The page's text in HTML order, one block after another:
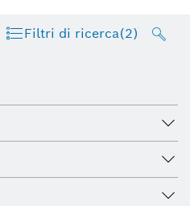
Filtri di ricerca(2)